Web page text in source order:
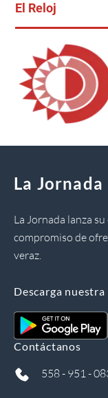
El Reloj
La
La Jornada lanza
compromiso de
veraz.
Descarga nuestra
Contáctanos
558 - 951 -